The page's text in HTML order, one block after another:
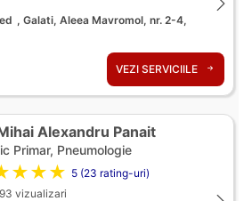
, Galati, Aleea Mavromol, nr. 2-4,
VEZI SERVICIILE
Alexandru Panait
Primar, Pneumologie
5 (23 rating-uri)
vizualizari